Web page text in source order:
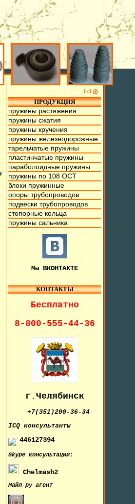
от 0,1мм. до 70мм.,
ПРОДУКЦИЯ
пружины растяжения
пружины сжатия
пружины кручения
пружины железнодорожные
тарельчатые пружины
пластинчатые пружины
параболоидные пружины
пружины по 108 ОСТ
блоки пружинные
опоры трубопроводов
подвески трубопроводов
стопорные кольца
пружины сальника
Мы ВКОНТАКТЕ
КОНТАКТЫ
Бесплатно
8-800-555-44-36
г.Челябинск
+7(351)200-36-34
IСQ консультанты
446127394
Skypeконсультации:
Chelmash2
Майл ру агент